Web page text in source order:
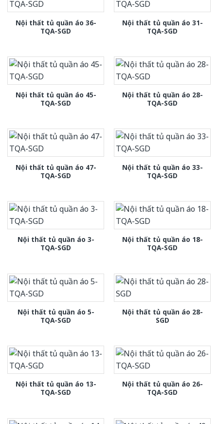
Nội thất tủ quần áo 36-
TQA-SGD
Nội thất tủ quần áo 31-
TQA-SGD
Nội thất tủ quần áo 45-
TQA-SGD
Nội thất tủ quần áo 28-
TQA-SGD
Nội thất tủ quần áo 47-
TQA-SGD
Nội thất tủ quần áo 33-
TQA-SGD
Nội thất tủ quần áo 3-
TQA-SGD
Nội thất tủ quần áo 18-
TQA-SGD
Nội thất tủ quần áo 5-
TQA-SGD
Nội thất tủ quần áo 28-
SGD
Nội thất tủ quần áo 13-
TQA-SGD
Nội thất tủ quần áo 26-
TQA-SGD